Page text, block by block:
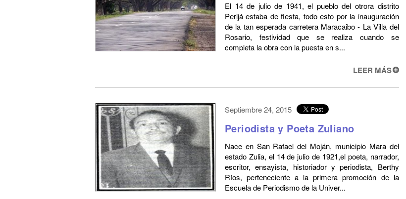
El 14 de julio de 1941, el pueblo del otrora distrito
Perijá estaba de fiesta, todo esto por la inauguración
de la tan esperada carretera Maracaibo - La Villa del
Rosario, festividad que se realiza cuando se
completa la obra con la puesta en s...
LEER MÁS
Septiembre 24, 2015
Periodista y Poeta Zuliano
Nace en San Rafael del Moján, municipio Mara del
estado Zulia, el 14 de julio de 1921,el poeta, narrador,
escritor, ensayista, historiador y periodista, Berthy
Ríos, perteneciente a la primera promoción de la
Escuela de Periodismo de la Univer...